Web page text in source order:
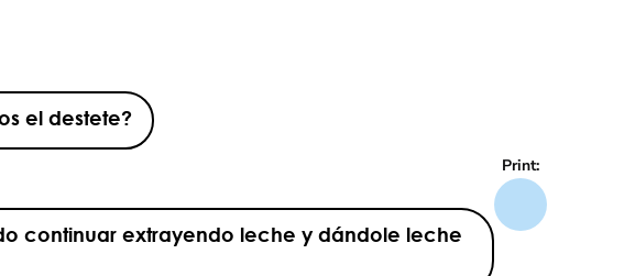
el destete?
continuar extrayendo leche y dándole leche
Print: